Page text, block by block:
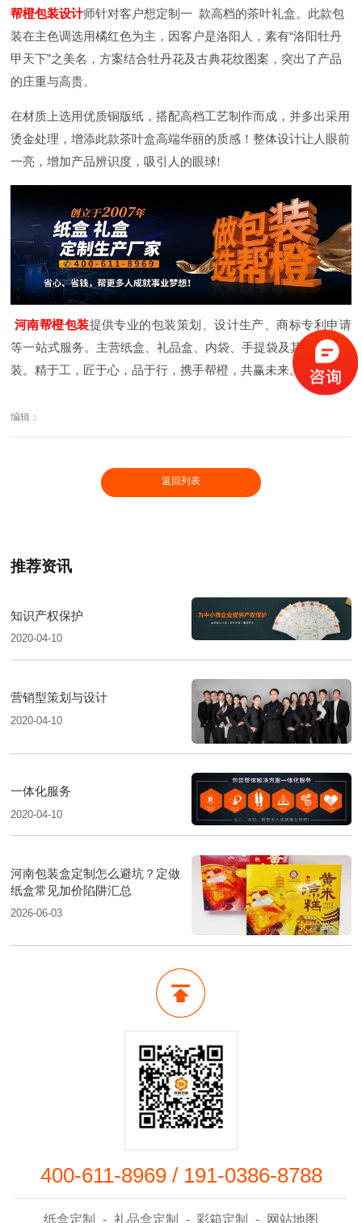
帮橙包装设计师针对客户想定制一 款高档的茶叶礼盒。此款包
装在主色调选用橘红色为主，因客户是洛阳人，素有“洛阳牡丹
甲天下”之美名，方案结合牡丹花及古典花纹图案，突出了产品
的庄重与高贵。
在材质上选用优质铜版纸，搭配高档工艺制作而成，并多出采用
烫金处理，增添此款茶叶盒高端华丽的质感！整体设计让人眼前
一亮，增加产品辨识度，吸引人的眼球!
河南帮橙包装提供专业的包装策划、设计生产、商标专利申请
等一站式服务。主营纸盒、礼品盒、内袋、手提袋及其配套品包
装。精于工，匠于心，品于行，携手帮橙，共赢未来。
编辑：
返回列表
推荐资讯
知识产权保护
2020-04-10
营销型策划与设计
2020-04-10
一体化服务
2020-04-10
河南包装盒定制怎么避坑？定做
纸盒常见加价陷阱汇总
2026-06-03
400-611-8969/ 191-0386-8788
纸盒定制 - 礼品盒定制 - 彩箱定制 - 网站地图